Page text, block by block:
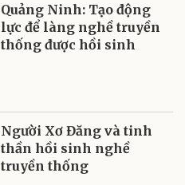
Quảng Ninh: Tạo động
lực để làng nghề truyền
thống được hồi sinh
Người Xơ Đăng và tinh
thần hồi sinh nghề
truyền thống